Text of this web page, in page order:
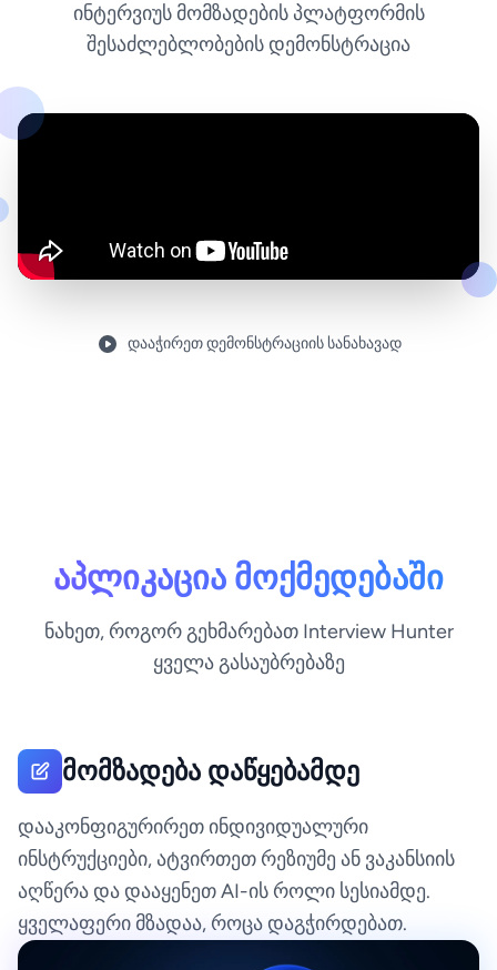
ინტერვიუს მომზადების პლატფორმის
შესაძლებლობების დემონსტრაცია
დააჭირეთ დემონსტრაციის სანახავად
აპლიკაცია მოქმედებაში
ნახეთ, როგორ გეხმარებათ Interview Hunter
ყველა გასაუბრებაზე
მომზადება დაწყებამდე
დააკონფიგურირეთ ინდივიდუალური
ინსტრუქციები, ატვირთეთ რეზიუმე ან ვაკანსიის
აღწერა და დააყენეთ AI-ის როლი სესიამდე.
ყველაფერი მზადაა, როცა დაგჭირდებათ.